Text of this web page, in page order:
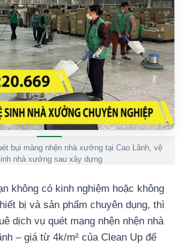
bụi màng nhện nhà xưởng tại Cao Lãnh, vệ
nhà xưởng sau xây dựng
không có kinh nghiệm hoặc không
bị và sản phẩm chuyên dụng, thì
dịch vụ quét mạng nhện nhện nhà
– giá từ 4k/m² của Clean Up để